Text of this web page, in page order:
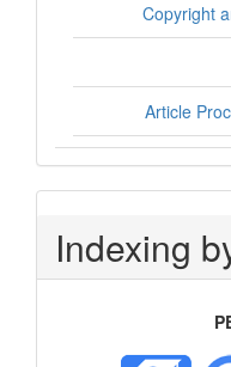
Copyright
Article
Indexing